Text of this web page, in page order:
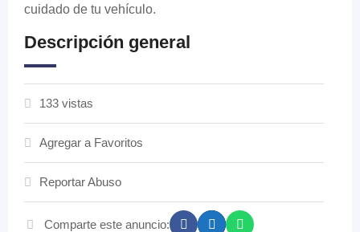
cuidado de tu vehículo.
Descripción general
133 vistas
Agregar a Favoritos
Reportar Abuso
Comparte este anuncio: